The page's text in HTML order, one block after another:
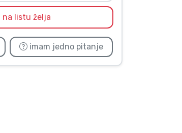
na listu želja
imam jedno pitanje